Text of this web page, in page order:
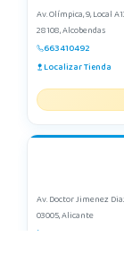
Av. Olímpica, 9, Local
28108, Alcobendas
663410492
Localizar Tienda
Av. Doctor Jimenez
03005, Alicante